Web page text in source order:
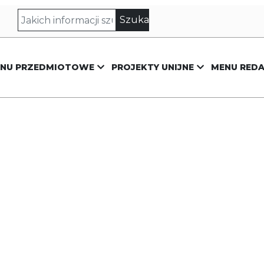
PRZEDMIOTOWE PROJEKTY UNIJNE MENU